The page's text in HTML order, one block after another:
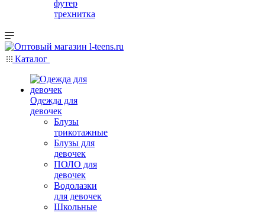
футер
трехнитка
Каталог
Одежда для
девочек
Блузы
трикотажные
Блузы для
девочек
ПОЛО для
девочек
Водолазки
для девочек
Школьные